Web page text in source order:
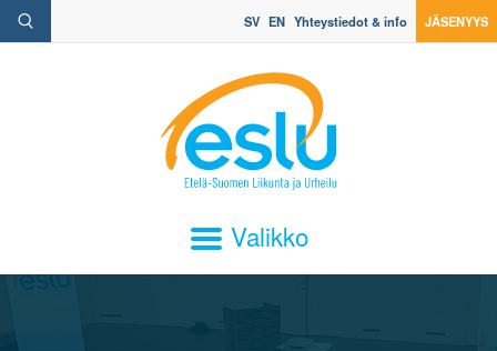
SV EN Yhteystiedot & info JÄSENYYS
Valikko